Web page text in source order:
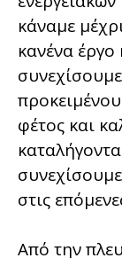
κάναμε
κανένα έργο
φέτος και
στις
Από την